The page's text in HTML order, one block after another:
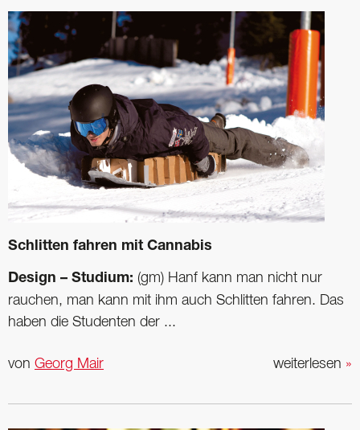
Schlitten fahren mit Cannabis
Design – Studium: (gm) Hanf kann man nicht nur
rauchen, man kann mit ihm auch Schlitten fahren. Das
haben die Studenten der ...
weiterlesen »
von Georg Mair